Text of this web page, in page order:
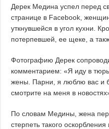
Дерек Медина успел перед
странице в Facebook,
уткнувшейся в угол кухни.
потерпевшей, ее щеке, а
Фотографию Дерек
комментарием: «Я иду в
жены. Парни, я люблю вас и
смотрите на меня в
По словам Медины, жена
стерпеть такого